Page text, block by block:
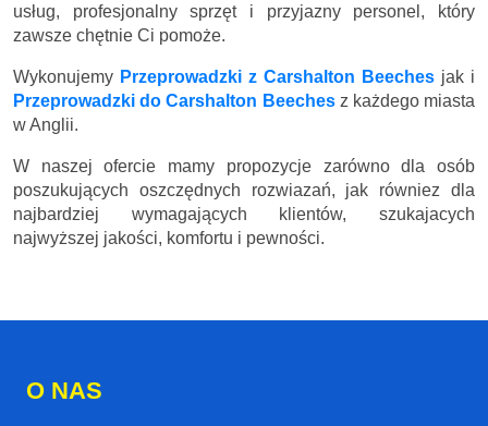
usług, profesjonalny sprzęt i przyjazny personel, który
zawsze chętnie Ci pomoże.
Wykonujemy Przeprowadzki z Carshalton Beeches jak i
Przeprowadzki do Carshalton Beechesz każdego miasta
w Anglii.
W naszej ofercie mamy propozycje zarówno dla osób
poszukujących oszczędnych rozwiazań, jak równiez dla
najbardziej wymagających klientów, szukajacych
najwyższej jakości, komfortu i pewności.
O NAS